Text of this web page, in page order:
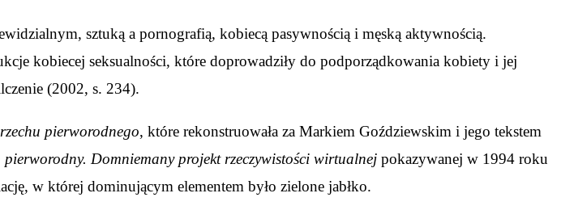
sztuką a pornografią, kobiecą pasywnością i męską aktywnością.
kobiecej seksualności, które doprowadziły do podporządkowania kobiety i jej
(2002, s. 234).
pierworodnego, które rekonstruowała za Markiem Goździewskim i jego tekstem
pierworodny. Domniemany projekt rzeczywistości wirtualnej pokazywanej w 1994 roku
w której dominującym elementem było zielone jabłko.